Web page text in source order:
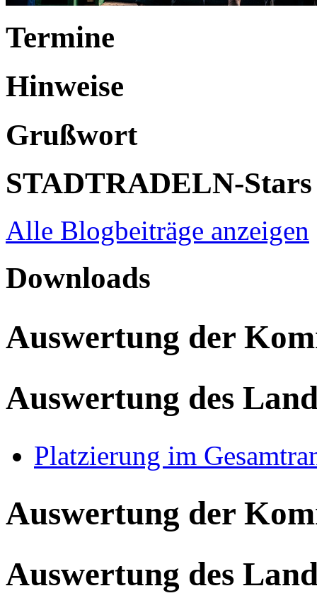
Termine
Hinweise
Grußwort
STADTRADELN-Stars
Alle Blogbeiträge anzeigen
Downloads
Auswertung der
Auswertung des
Platzierung im
Auswertung der
Auswertung des